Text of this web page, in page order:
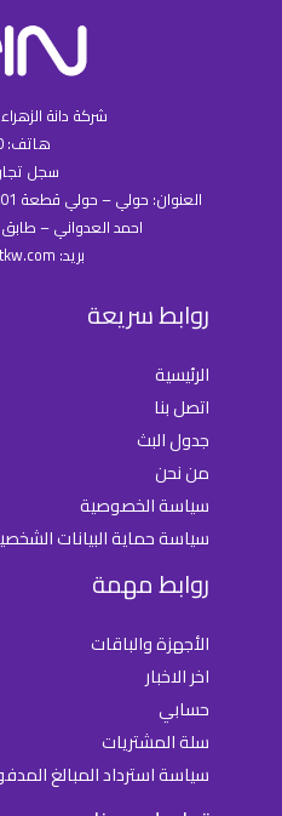
شركة دانة
هاتف: 57556460
سجل تجاري:
احمد العدواني – طابق 4 – مكتب تجاري رقم
بريد: info@bensportkw.com
روابط سريعة
الرئيسية
اتصل بنا
جدول البث
من نحن
سياسة الخصوصية
سياسة حماية البيانات
روابط مهمة
الأجهزة والباقات
اخر الاخبار
حسابي
سلة المشتريات
سياسة استرداد المبالغ